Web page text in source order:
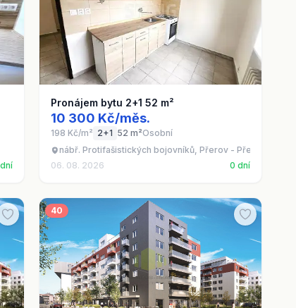
Pronájem bytu 2+1 52 m²
10 300 Kč/měs.
198 Kč/m² 2+1 52 m²Osobní
nábř. Protifašistických bojovníků, Přerov - Přerov I-
06. 08. 2026
0 dní
40